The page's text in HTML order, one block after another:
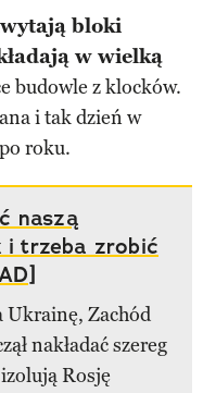
bloki
w wielką
budowle z klocków.
i tak dzień w
roku.
naszą
i trzeba zrobić
Ukrainę, Zachód
nakładać szereg
Rosję